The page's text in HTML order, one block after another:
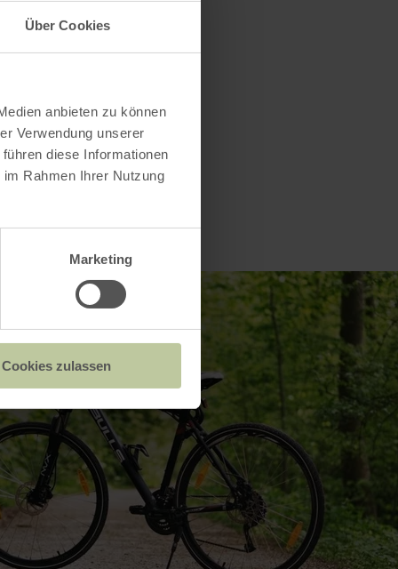
Über Cookies
anbieten zu können
Verwendung unserer
diese Informationen
Rahmen Ihrer Nutzung
Marketing
Cookies zulassen